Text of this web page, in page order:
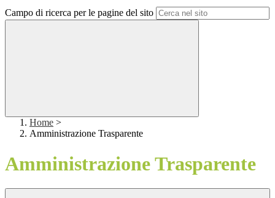
Campo di ricerca per le pagine del sito
Home >
Amministrazione Trasparente
Amministrazione Trasparente